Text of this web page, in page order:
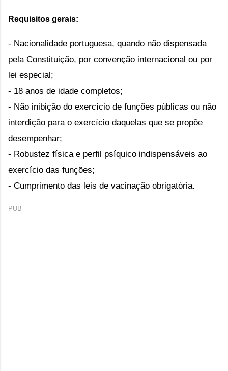
Requisitos gerais:
- Nacionalidade portuguesa, quando não dispensada
pela Constituição, por convenção internacional ou por
lei especial;
- 18 anos de idade completos;
- Não inibição do exercício de funções públicas ou não
interdição para o exercício daquelas que se propõe
desempenhar;
- Robustez física e perfil psíquico indispensáveis ao
exercício das funções;
- Cumprimento das leis de vacinação obrigatória.
PUB